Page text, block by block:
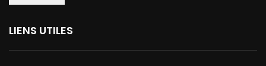
LIENS UTILES